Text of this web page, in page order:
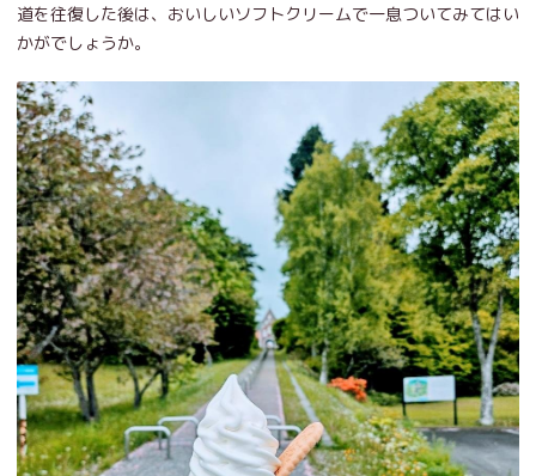
道を往復した後は、おいしいソフトクリームで一息ついてみてはい
かがでしょうか。